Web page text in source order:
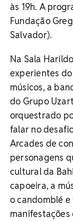
às 19h. A
Fundação
Salvador).
Na Sala
experientes
músicos, a
do Grupo
orquestrado
falar no
Arcades de
personagens
cultural da
capoeira, a
o candomblé
manifestações